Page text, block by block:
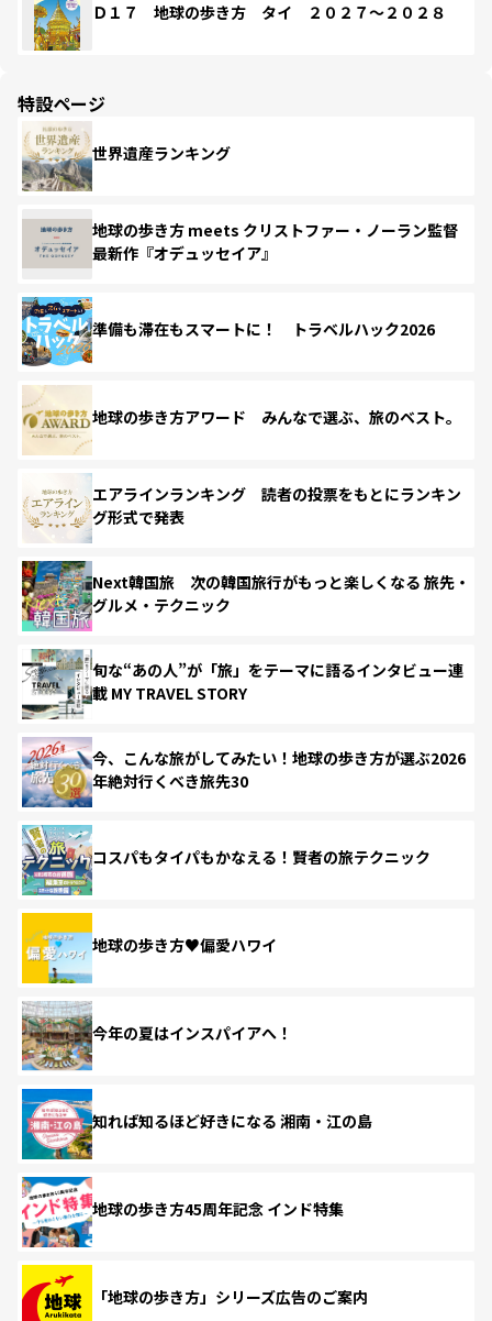
Ｄ１７ 地球の歩き方 タイ ２０２７～２０２８
特設ページ
世界遺産ランキング
地球の歩き方 meets クリストファー・ノーラン監督
最新作『オデュッセイア』
準備も滞在もスマートに！ トラベルハック2026
地球の歩き方アワード みんなで選ぶ、旅のベスト。
エアラインランキング 読者の投票をもとにランキン
グ形式で発表
Next韓国旅 次の韓国旅行がもっと楽しくなる 旅先・
グルメ・テクニック
旬な“あの人”が「旅」をテーマに語るインタビュー連
載 MY TRAVEL STORY
今、こんな旅がしてみたい！地球の歩き方が選ぶ2026
年絶対行くべき旅先30
コスパもタイパもかなえる！賢者の旅テクニック
地球の歩き方♥偏愛ハワイ
今年の夏はインスパイアへ！
知れば知るほど好きになる 湘南・江の島
地球の歩き方45周年記念 インド特集
「地球の歩き方」シリーズ広告のご案内